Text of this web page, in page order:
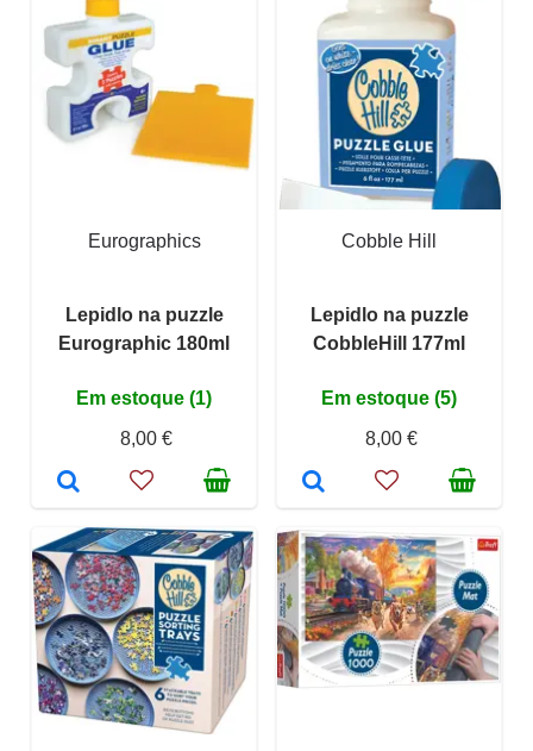
Eurographics
Lepidlo na puzzle
Eurographic 180ml
Em estoque (1)
8,00 €
Cobble Hill
Lepidlo na puzzle
CobbleHill 177ml
Em estoque (5)
8,00 €